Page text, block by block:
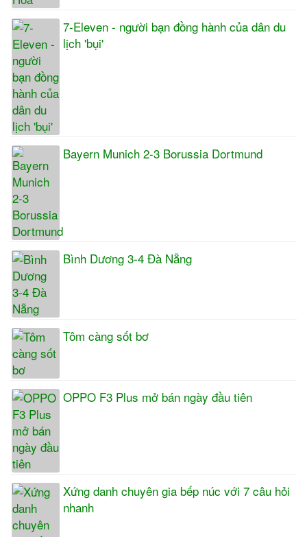
7-Eleven - người bạn đồng hành của dân du
lịch 'bụi'
Bayern Munich 2-3 Borussia Dortmund
Bình Dương 3-4 Đà Nẵng
Tôm càng sốt bơ
OPPO F3 Plus mở bán ngày đầu tiên
Xứng danh chuyên gia bếp núc với 7 câu hỏi
nhanh